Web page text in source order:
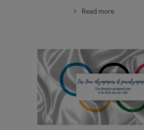
Read more